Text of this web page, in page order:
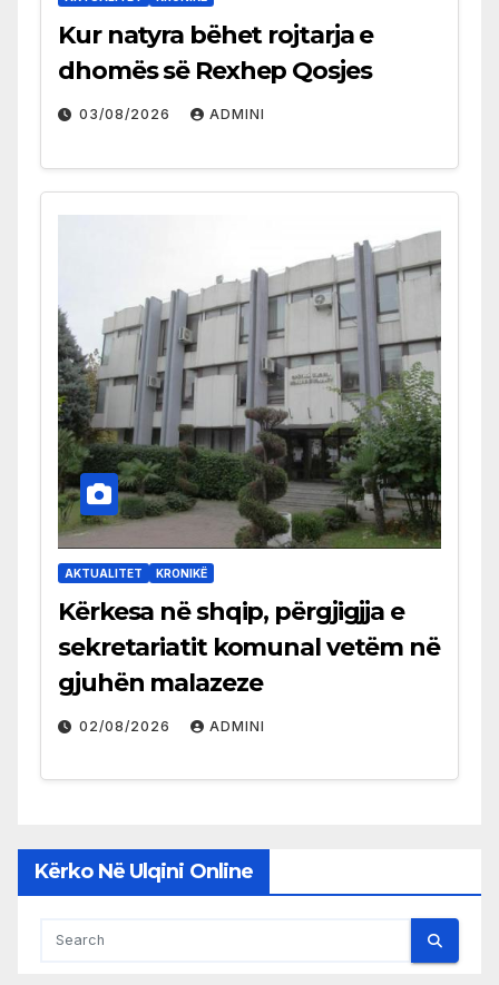
Kur natyra bëhet rojtarja e
dhomës së Rexhep Qosjes
03/08/2026 ADMINI
AKTUALITET KRONIKË
Kërkesa në shqip, përgjigjja e
sekretariatit komunal vetëm në
gjuhën malazeze
02/08/2026 ADMINI
Kërko Në Ulqini Online